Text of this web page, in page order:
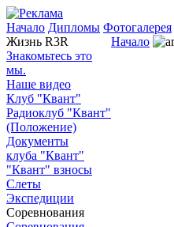
Начало Дипломы Фотогалерея
Жизнь R3R
Знакомьтесь это
мы.
Наше видео
Клуб "Квант"
Радиоклуб "Квант"
(Положение)
Документы
клуба "Квант"
"Квант" взносы
Слеты
Экспедиции
Соревнования
Начало